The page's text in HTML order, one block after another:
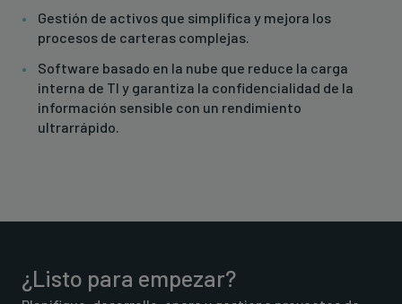
Gestión de activos que simplifica y mejora los
procesos de carteras complejas.
Software basado en la nube que reduce la carga
interna de TI y garantiza la confidencialidad de la
información sensible con un rendimiento
ultrarrápido.
¿Listo para empezar?